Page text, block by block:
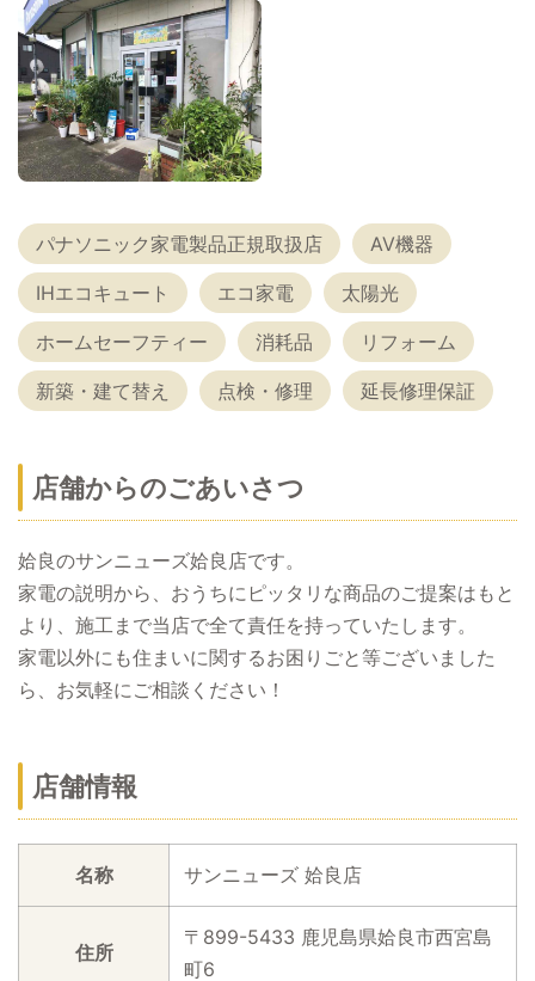
パナソニック家電製品正規取扱店 AV機器
IHエコキュート エコ家電 太陽光
ホームセーフティー 消耗品 リフォーム
新築・建て替え 点検・修理 延長修理保証
店舗からのごあいさつ
姶良のサンニューズ姶良店です。
家電の説明から、おうちにピッタリな商品のご提案はもと
より、施工まで当店で全て責任を持っていたします。
家電以外にも住まいに関するお困りごと等ございました
ら、お気軽にご相談ください！
店舗情報
名称 サンニューズ 姶良店
住所
〒899-5433 鹿児島県姶良市西宮島
町6